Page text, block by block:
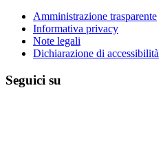
Amministrazione trasparente
Informativa privacy
Note legali
Dichiarazione di accessibilità
Seguici su